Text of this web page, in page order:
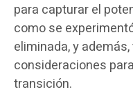
para capturar el
como se
eliminada, y
consideraciones
transición.